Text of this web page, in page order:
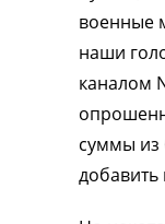
военные
наши
каналом
суммы из